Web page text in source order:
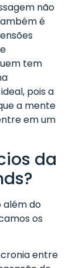
não
é
tem
pois a
a mente
em um
da
além do
os
entre